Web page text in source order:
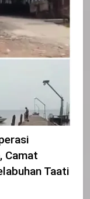
Camat
Taati